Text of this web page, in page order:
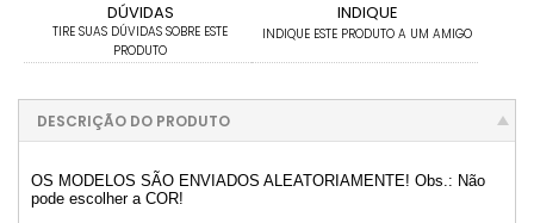
DÚVIDAS
TIRE SUAS DÚVIDAS SOBRE ESTE
PRODUTO
INDIQUE
INDIQUE ESTE PRODUTO A UM AMIGO
DESCRIÇÃO DO PRODUTO
OS MODELOS SÃO ENVIADOS ALEATORIAMENTE! Obs.: Não
pode escolher a COR!